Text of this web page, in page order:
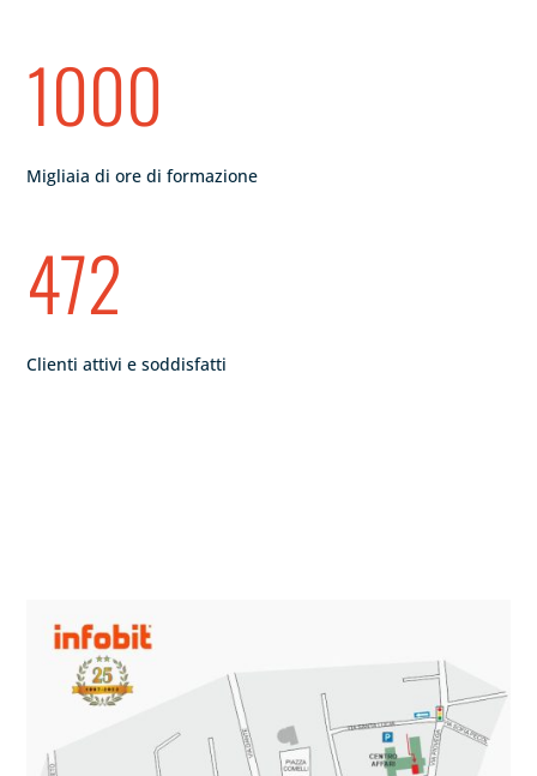
1000
Migliaia di ore di formazione
472
Clienti attivi e soddisfatti